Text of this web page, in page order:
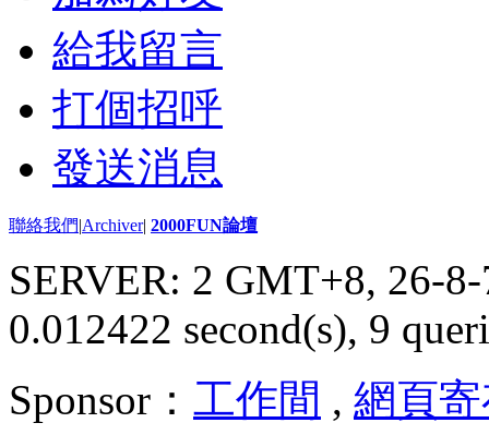
給我留言
打個招呼
發送消息
聯絡我們|Archiver| 2000FUN論壇
SERVER: 2 GMT+8, 26-
0.012422 second(s), 9
Sponsor： 工作間 , 網頁